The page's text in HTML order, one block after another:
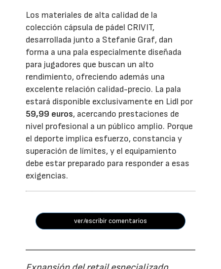
Los materiales de alta calidad de la
colección cápsula de pádel CRIVIT,
desarrollada junto a Stefanie Graf, dan
forma a una pala especialmente diseñada
para jugadores que buscan un alto
rendimiento, ofreciendo además una
excelente relación calidad-precio. La pala
estará disponible exclusivamente en Lidl por
59,99 euros, acercando prestaciones de
nivel profesional a un público amplio. Porque
el deporte implica esfuerzo, constancia y
superación de límites, y el equipamiento
debe estar preparado para responder a esas
exigencias.
ver/escribir comentarios